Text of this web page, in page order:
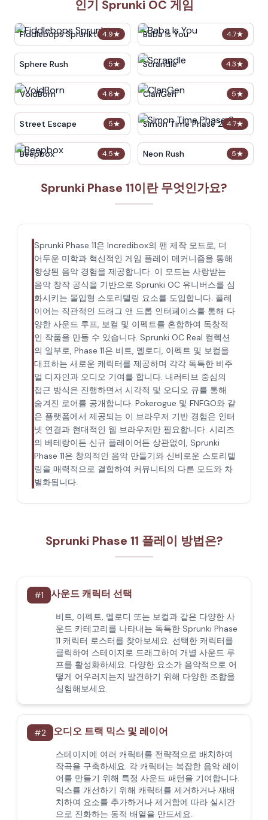
인기 Sprunki OC 게임
4.9★
Fiddlebops Sprunkters 4.7★
Baba Is You
5★
Sphere Rush 4.3★
Scrandle
4.6★
VoidBorn 5★
ClanGen
5★
Street Escape 4.7★
Simon Time Phase 2
4.5★
Beepbox 5★
Neon Rush
Sprunki Phase 11이란 무엇인가요?
Sprunki Phase 11은 Incredibox의 팬 제작 모드로, 더
어두운 미학과 혁신적인 게임 플레이 메커니즘을 통해
향상된 음악 경험을 제공합니다. 이 모드는 사랑받는
음악 창작 공식을 기반으로 Sprunki OC 유니버스를 심
화시키는 몰입형 스토리텔링 요소를 도입합니다. 플레
이어는 직관적인 드래그 앤 드롭 인터페이스를 통해 다
양한 사운드 루프, 보컬 및 이펙트를 혼합하여 독창적
인 작품을 만들 수 있습니다. Sprunki OC Real 컬렉션
의 일부로, Phase 11은 비트, 멜로디, 이펙트 및 보컬을
대표하는 새로운 캐릭터를 제공하며 각각 독특한 비주
얼 디자인과 오디오 기여를 합니다. 내러티브 중심의
접근 방식은 진행하면서 시각적 및 오디오 큐를 통해
숨겨진 로어를 공개합니다. Pokerogue 및 FNFGO와 같
은 플랫폼에서 제공되는 이 브라우저 기반 경험은 인터
넷 연결과 현대적인 웹 브라우저만 필요합니다. 시리즈
의 베테랑이든 신규 플레이어든 상관없이, Sprunki
Phase 11은 창의적인 음악 만들기와 신비로운 스토리텔
링을 매력적으로 결합하여 커뮤니티의 다른 모드와 차
별화됩니다.
Sprunki Phase 11 플레이 방법은?
#1 사운드 캐릭터 선택
비트, 이펙트, 멜로디 또는 보컬과 같은 다양한 사
운드 카테고리를 나타내는 독특한 Sprunki Phase
11 캐릭터 로스터를 찾아보세요. 선택한 캐릭터를
클릭하여 스테이지로 드래그하여 개별 사운드 루
프를 활성화하세요. 다양한 요소가 음악적으로 어
떻게 어우러지는지 발견하기 위해 다양한 조합을
실험해보세요.
#2 오디오 트랙 믹스 및 레이어
스테이지에 여러 캐릭터를 전략적으로 배치하여
작곡을 구축하세요. 각 캐릭터는 복잡한 음악 레이
어를 만들기 위해 특정 사운드 패턴을 기여합니다.
믹스를 개선하기 위해 캐릭터를 제거하거나 재배
치하여 요소를 추가하거나 제거함에 따라 실시간
으로 진화하는 동적 배열을 만드세요.